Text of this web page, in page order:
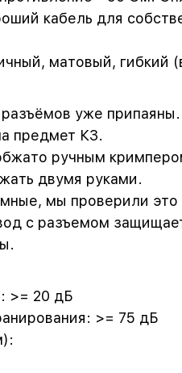
кабель для
матовый, гибкий
уже
предмет КЗ.
ручным
двумя руками.
мы проверили
с разъемом
>= 20 дБ
>= 75 дБ